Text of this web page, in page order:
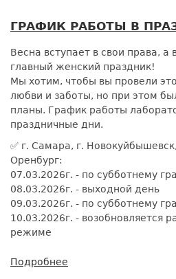
на
ПРОФИЛЬ
ЖЕНЩИНЫ
до
11
апреля
2026
года
ГРАФИК РАБОТЫ В
Весна вступает в свои права, а
главный женский праздник!
Мы хотим, чтобы вы провели
любви и заботы, но при этом
планы. График работы
праздничные дни.
✅ г. Самара, г.
Оренбург:
07.03.2026г. - по субботнему
08.03.2026г. - выходной день
09.03.2026г. - по субботнему
10.03.2026г. - возобновляется
режиме
Подробнее